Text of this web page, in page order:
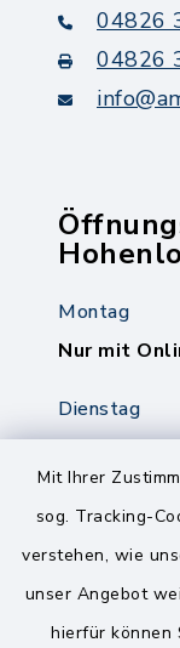
Mit Ihrer
sog. Tracking-
verstehen, wie
unser Angebot
hierfür können
04826
04826
Montag
Nur mit
Dienstag
8.00-12.00
14.00-
Freitag